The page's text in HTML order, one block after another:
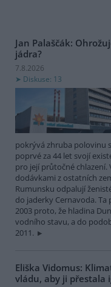
Jan Palaščák:
jádra?
7.8.2026
Diskuse: 13
pokrývá zhruba polovinu
poprvé za 44 let svojí
pro její průtočné
dodávkami z ostatních
Rumunsku odpalují
do jaderky Cernavoda.
2003 proto, že hladina
vodního stavu, a do
2011.
Eliška Vidomus:
vládu, aby ji přestala